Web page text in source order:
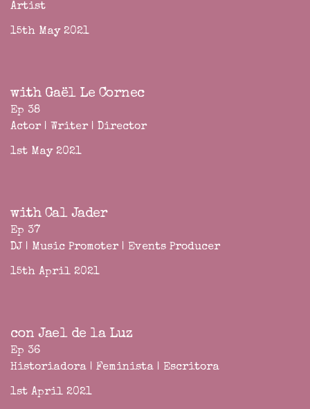
Artist
15th May 2021
with Gaël Le Cornec
Ep 38
Actor | Writer | Director
1st May 2021
with Cal Jader
Ep 37
DJ | Music Promoter | Events Producer
15th April 2021
con Jael de la Luz
Ep 36
Historiadora | Feminista | Escritora
1st April 2021